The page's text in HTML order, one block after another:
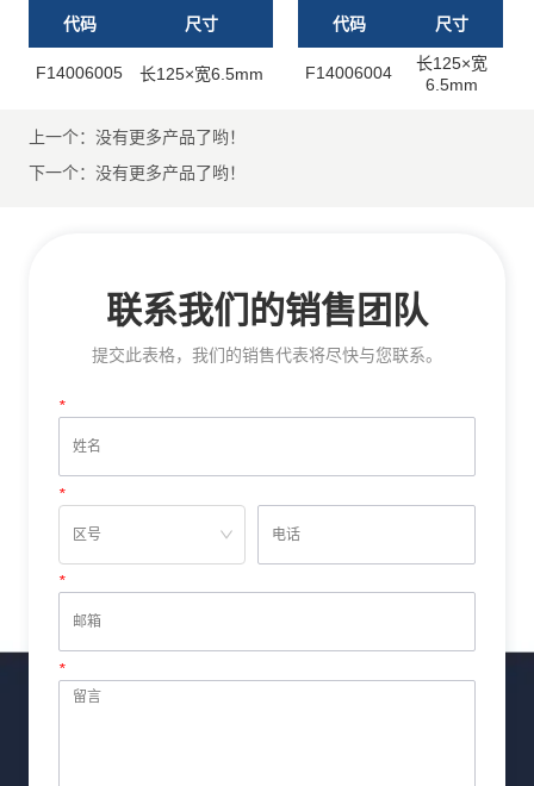
上一个：没有更多产品了哟！
下一个：没有更多产品了哟！
联系我们的销售团队
提交此表格，我们的销售代表将尽快与您联系。
*姓名
*电话
*邮箱
*留言